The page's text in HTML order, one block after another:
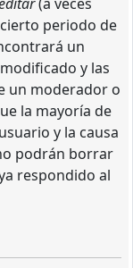
periodo de
un
y las
un moderador o
la mayoría de
y la causa
podrán borrar
respondido al